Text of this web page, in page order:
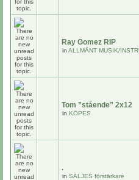
Ray Gomez RIP
in ALLMÄNT MUSIK/
Tom ”stående” 2x12
in KÖPES
.
in SÄLJES förstärkare